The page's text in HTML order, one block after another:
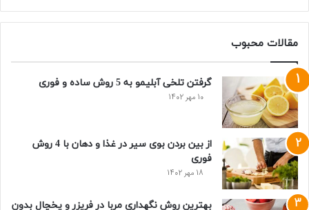
مقالات محبوب
گرفتن تلخی آبلیمو به 5 روش ساده و فوری
10 مهر 1402
از بین بردن بوی سیر در غذا و دهان با 4 روش
فوری
18 مهر 1402
بهترین روش نگهداری مربا در فریزر و یخچال بدون